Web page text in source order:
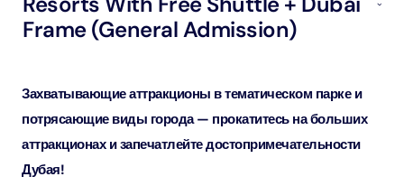
Frame (General Admission)
Захватывающие аттракционы в тематическом парке и
потрясающие виды города — прокатитесь на больших
аттракционах и запечатлейте достопримечательности
Дубая!